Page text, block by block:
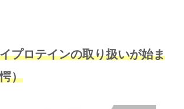
プロテインの取り扱いが始ま
）